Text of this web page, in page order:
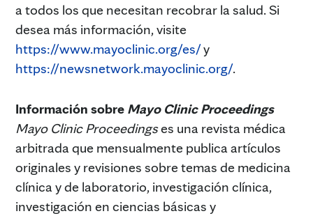
a todos los que necesitan recobrar la salud. Si
desea más información, visite
https://www.mayoclinic.org/es/y
https://newsnetwork.mayoclinic.org/.
Información sobre Mayo Clinic Proceedings
Mayo Clinic Proceedingses una revista médica
arbitrada que mensualmente publica artículos
originales y revisiones sobre temas de medicina
clínica y de laboratorio, investigación clínica,
investigación en ciencias básicas y